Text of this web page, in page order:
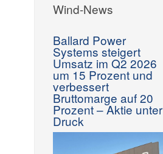
Wind-News
Ballard Power
Systems steigert
Umsatz im Q2 2026
um 15 Prozent und
verbessert
Bruttomarge auf 20
Prozent – Aktie unter
Druck